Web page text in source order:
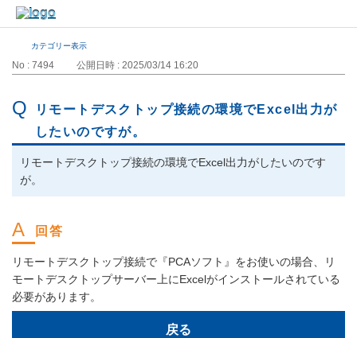
カテゴリー表示
No : 7494 公開日時 : 2025/03/14 16:20
リモートデスクトップ接続の環境でExcel出力が
したいのですが。
リモートデスクトップ接続の環境でExcel出力がしたいのです
が。
リモートデスクトップ接続で『PCAソフト』をお使いの場合、リ
モートデスクトップサーバー上にExcelがインストールされている
必要があります。
戻る